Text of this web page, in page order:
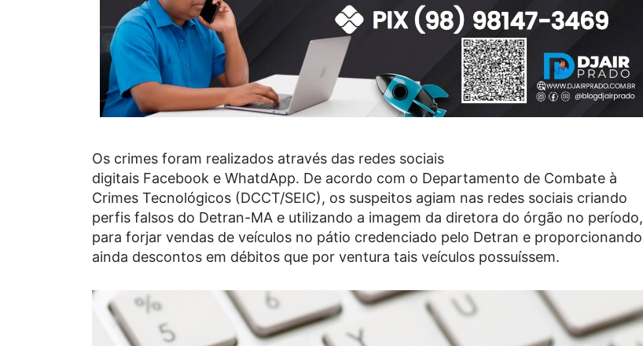
Os crimes foram realizados através das redes sociais
digitais Facebook e WhatdApp. De acordo com o Departamento de Combate à
Crimes Tecnológicos (DCCT/SEIC), os suspeitos agiam nas redes sociais criando
perfis falsos do Detran-MA e utilizando a imagem da diretora do órgão no período,
para forjar vendas de veículos no pátio credenciado pelo Detran e proporcionando
ainda descontos em débitos que por ventura tais veículos possuíssem.